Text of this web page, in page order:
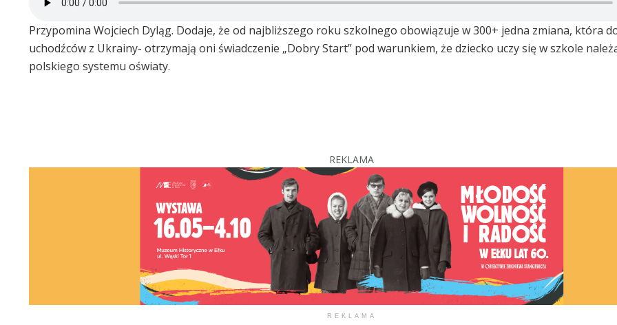
Przypomina Wojciech Dyląg. Dodaje, że od najbliższego roku szkolnego obowiązuje w 300+ jedna zmiana, która
uchodźców z Ukrainy- otrzymają oni świadczenie „Dobry Start” pod warunkiem, że dziecko uczy się w szkole
polskiego systemu oświaty.
REKLAMA
REKLAMA